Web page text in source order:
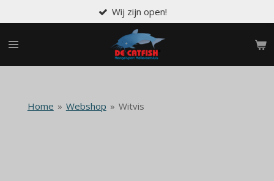
direct
naar
hoofdinhoud
Wij zijn open!
Home » Webshop » Witvis